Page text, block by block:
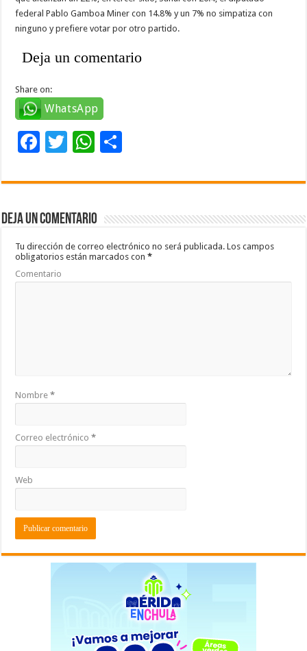
federal Pablo Gamboa Miner con 14.8% y un 7% no simpatiza con
ninguno y prefiere votar por otro partido.
Deja un comentario
Share on:
WhatsApp
F
e
b
o
o
k
T
tt
er
W
at
sA
p
p
m
ar
ti
Deja un comentario
Tu dirección de correo electrónico no será publicada. Los campos
obligatorios están marcados con*
Comentario
Nombre*
Correo electrónico*
Web